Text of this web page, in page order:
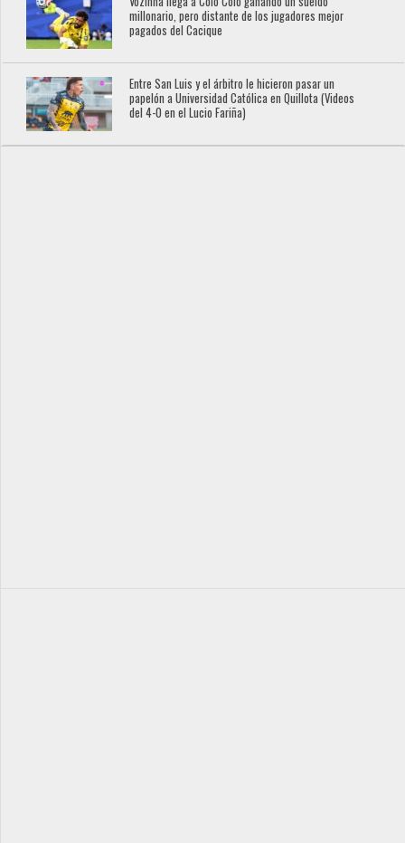
millonario, pero distante de los jugadores mejor
pagados del Cacique
Entre San Luis y el árbitro le hicieron pasar un
papelón a Universidad Católica en Quillota (Videos
del 4-0 en el Lucio Fariña)